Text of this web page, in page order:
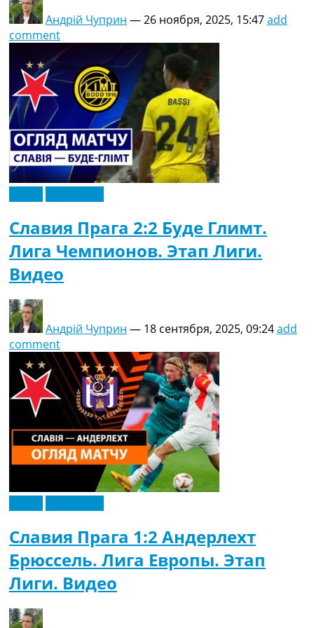
Андрій Чуприн —26 ноября, 2025, 15:47add
comment
Славия Прага 2:2 Буде Глимт.
Лига Чемпионов. Этап Лиги.
Видео
Андрій Чуприн — 18 сентября, 2025, 09:24add
comment
Славия Прага 1:2 Андерлехт
Брюссель. Лига Европы. Этап
Лиги. Видео